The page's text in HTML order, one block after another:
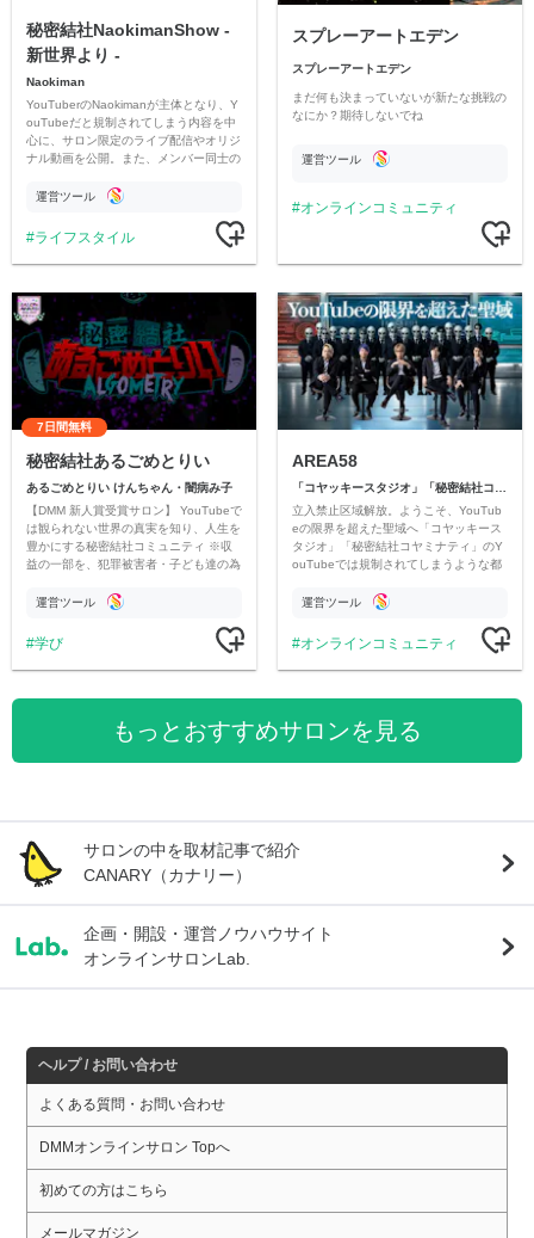
秘密結社NaokimanShow -
新世界より -
Naokiman
YouTuberのNaokimanが主体となり、Y
ouTubeだと規制されてしまう内容を中
心に、サロン限定のライブ配信やオリジ
ナル動画を公開。また、メンバー同士の
ただいています。
運営ツール
ライフスタイル
スプレーアートエデン
スプレーアートエデン
まだ何も決まっていないが新たな挑戦の
なにか？期待しないでね
運営ツール
オンラインコミュニティ
7日間無料
秘密結社あるごめとりい
あるごめとりい けんちゃん・闇病み子
【DMM 新人賞受賞サロン】 YouTubeで
は観られない世界の真実を知り、人生を
豊かにする秘密結社コミュニティ ※収
益の一部を、犯罪被害者・子ども達の為
す運営ツール
学び
AREA58
立入禁止区域解放。ようこそ、YouTub
eの限界を超えた聖域へ「コヤッキース
タジオ」「秘密結社コヤミナティ」のY
ouTubeでは規制されてしまうような都
公開。
運営ツール
オンラインコミュニティ
もっとおすすめサロンを見る
サロンの中を取材記事で紹介
CANARY（カナリー）
企画・開設・運営ノウハウサイト
オンラインサロンLab.
ヘルプ / お問い合わせ
よくある質問・お問い合わせ
DMMオンラインサロン Topへ
初めての方はこちら
メールマガジン